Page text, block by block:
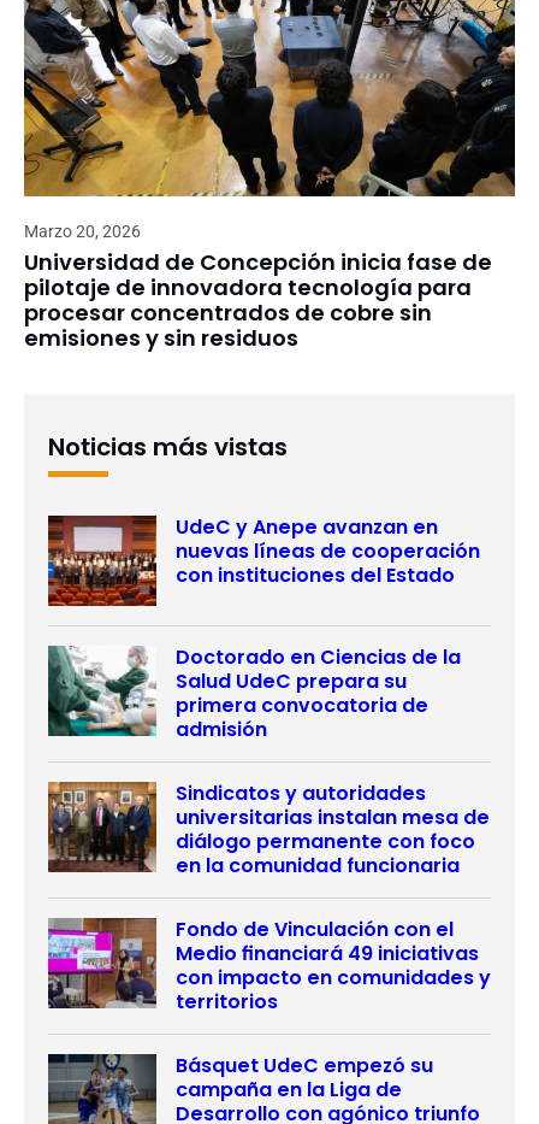
Marzo 20, 2026
Universidad de Concepción inicia fase de
pilotaje de innovadora tecnología para
procesar concentrados de cobre sin
emisiones y sin residuos
Noticias más vistas
UdeC y Anepe avanzan en
nuevas líneas de cooperación
con instituciones del Estado
Doctorado en Ciencias de la
Salud UdeC prepara su
primera convocatoria de
admisión
Sindicatos y autoridades
universitarias instalan mesa de
diálogo permanente con foco
en la comunidad funcionaria
Fondo de Vinculación con el
Medio financiará 49 iniciativas
con impacto en comunidades y
territorios
Básquet UdeC empezó su
campaña en la Liga de
Desarrollo con agónico triunfo